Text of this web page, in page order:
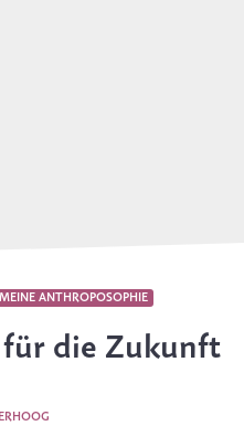
ANTHROPOSOPHIE
die Zukunft